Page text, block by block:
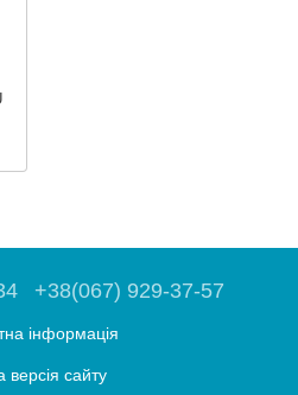
+38(067) 929-37-57
інформація
версія сайту